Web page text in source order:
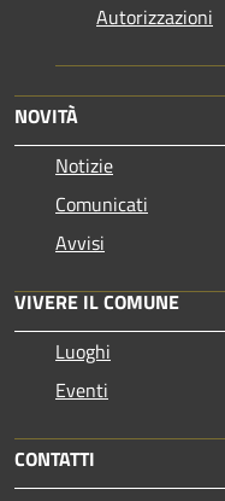
Autorizzazioni
NOVITÀ
Notizie
Comunicati
Avvisi
VIVERE IL COMUNE
Luoghi
Eventi
CONTATTI